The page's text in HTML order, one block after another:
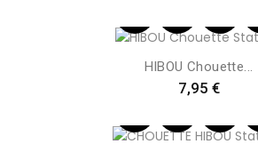
HIBOU Chouette...
Preis
7,95 €